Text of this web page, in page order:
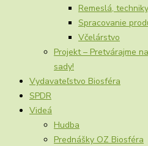
Remeslá,
Spracovanie
Včelárstvo
Projekt – Pretvárajme
sady!
Vydavateľstvo Biosféra
SPDR
Videá
Hudba
Prednášky OZ Biosféra